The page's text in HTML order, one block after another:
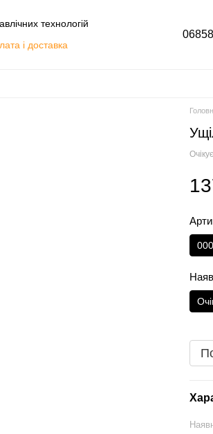
технологій
і доставка